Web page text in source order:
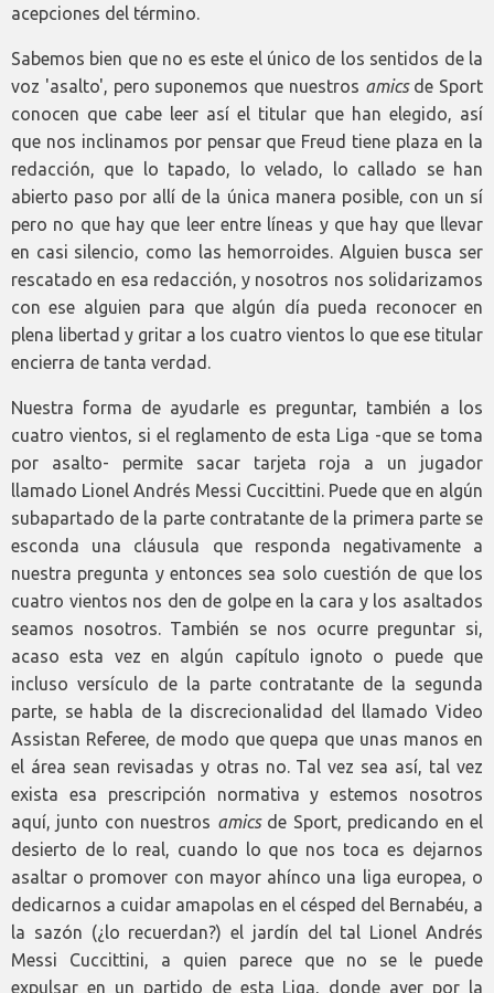
acepciones del término.
Sabemos bien que no es este el único de los sentidos de la
voz 'asalto', pero suponemos que nuestros amicsde Sport
conocen que cabe leer así el titular que han elegido, así
que nos inclinamos por pensar que Freud tiene plaza en la
redacción, que lo tapado, lo velado, lo callado se han
abierto paso por allí de la única manera posible, con un sí
pero no que hay que leer entre líneas y que hay que llevar
en casi silencio, como las hemorroides. Alguien busca ser
rescatado en esa redacción, y nosotros nos solidarizamos
con ese alguien para que algún día pueda reconocer en
plena libertad y gritar a los cuatro vientos lo que ese titular
encierra de tanta verdad.
Nuestra forma de ayudarle es preguntar, también a los
cuatro vientos, si el reglamento de esta Liga -que se toma
por asalto- permite sacar tarjeta roja a un jugador
llamado Lionel Andrés Messi Cuccittini. Puede que en algún
subapartado de la parte contratante de la primera parte se
esconda una cláusula que responda negativamente a
nuestra pregunta y entonces sea solo cuestión de que los
cuatro vientos nos den de golpe en la cara y los asaltados
seamos nosotros. También se nos ocurre preguntar si,
acaso esta vez en algún capítulo ignoto o puede que
incluso versículo de la parte contratante de la segunda
parte, se habla de la discrecionalidad del llamado Video
Assistan Referee, de modo que quepa que unas manos en
el área sean revisadas y otras no. Tal vez sea así, tal vez
exista esa prescripción normativa y estemos nosotros
aquí, junto con nuestros amicsde Sport, predicando en el
desierto de lo real, cuando lo que nos toca es dejarnos
asaltar o promover con mayor ahínco una liga europea, o
dedicarnos a cuidar amapolas en el césped del Bernabéu, a
la sazón (¿lo recuerdan?) el jardín del tal Lionel Andrés
Messi Cuccittini, a quien parece que no se le puede
expulsar en un partido de esta Liga, donde ayer por la